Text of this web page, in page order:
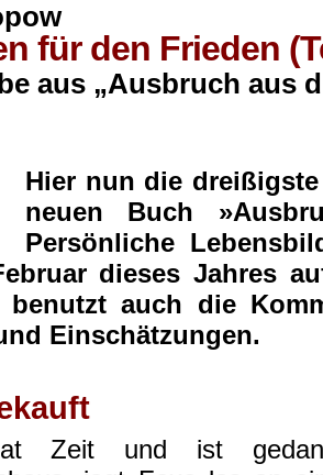
für den Frieden
aus „Ausbruch aus
Hier nun die
neuen Buch
Persönliche
dieses Jahres
auch die
Einschätzungen.
Zeit und ist